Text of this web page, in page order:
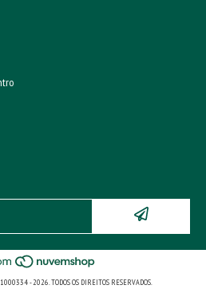
- 2026. TODOS OS DIREITOS RESERVADOS.